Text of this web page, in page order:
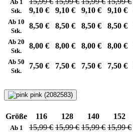
Ab 1
Stk.
9,10 €
9,10 €
9,10 €
9,10 €
Ab 10
Stk.
8,50 € 8,50 € 8,50 € 8,50 €
Ab 20
Stk.
8,00 € 8,00 € 8,00 € 8,00 €
Ab 50
Stk.
7,50 € 7,50 € 7,50 € 7,50 €
pink (2082583)
Größe 116 128 140 152
Ab 1
15,99 € 15,99 € 15,99 € 15,99 €